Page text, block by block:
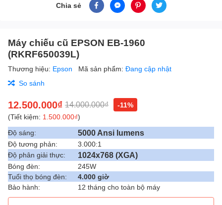
Chia sẻ
Máy chiếu cũ EPSON EB-1960
(RKRF650039L)
Thương hiệu: Epson Mã sản phẩm: Đang cập nhật
So sánh
12.500.000₫ 14.000.000₫
-11%
(Tiết kiệm: 1.500.000₫)
Độ sáng:
5000 Ansi lumens
Độ tương phản:
3.000:1
Độ phân giải thực:
1024x768 (XGA)
Bóng đèn:
245W
Tuổi thọ bóng đèn:
4.000 giờ
Bảo hành:
12 tháng cho toàn bộ máy